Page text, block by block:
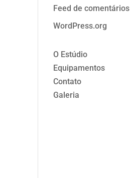
Feed de comentários
WordPress.org
O Estúdio
Equipamentos
Contato
Galeria